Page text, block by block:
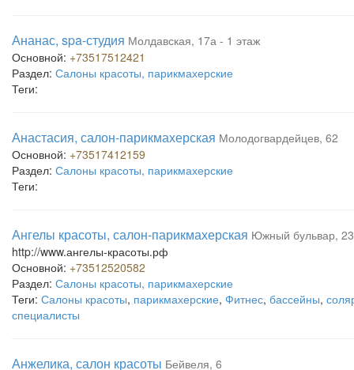
Ананас, spa-студия Молдавская, 17а - 1 этаж
Основной: +73517512421
Раздел: Салоны красоты, парикмахерские
Теги:
Анастасия, салон-парикмахерская Молодогвардейцев, 62
Основной: +73517412159
Раздел: Салоны красоты, парикмахерские
Теги:
Ангелы красоты, салон-парикмахерская Южный бульвар, 23
http://www.ангелы-красоты.рф
Основной: +73512520582
Раздел: Салоны красоты, парикмахерские
Теги: Салоны красоты, парикмахерские, Фитнес, бассейны,
специалисты
Анжелика, салон красоты Бейвеля, 6